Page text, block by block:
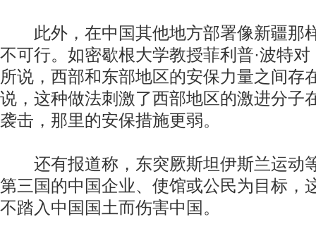
此外，在中国其他地方部署像新疆那
不可行。如密歇根大学教授菲利普·波特
所说，西部和东部地区的安保力量之间存
说，这种做法刺激了西部地区的激进分子
袭击，那里的安保措施更弱。
还有报道称，东突厥斯坦伊斯兰运动
第三国的中国企业、使馆或公民为目标，
不踏入中国国土而伤害中国。